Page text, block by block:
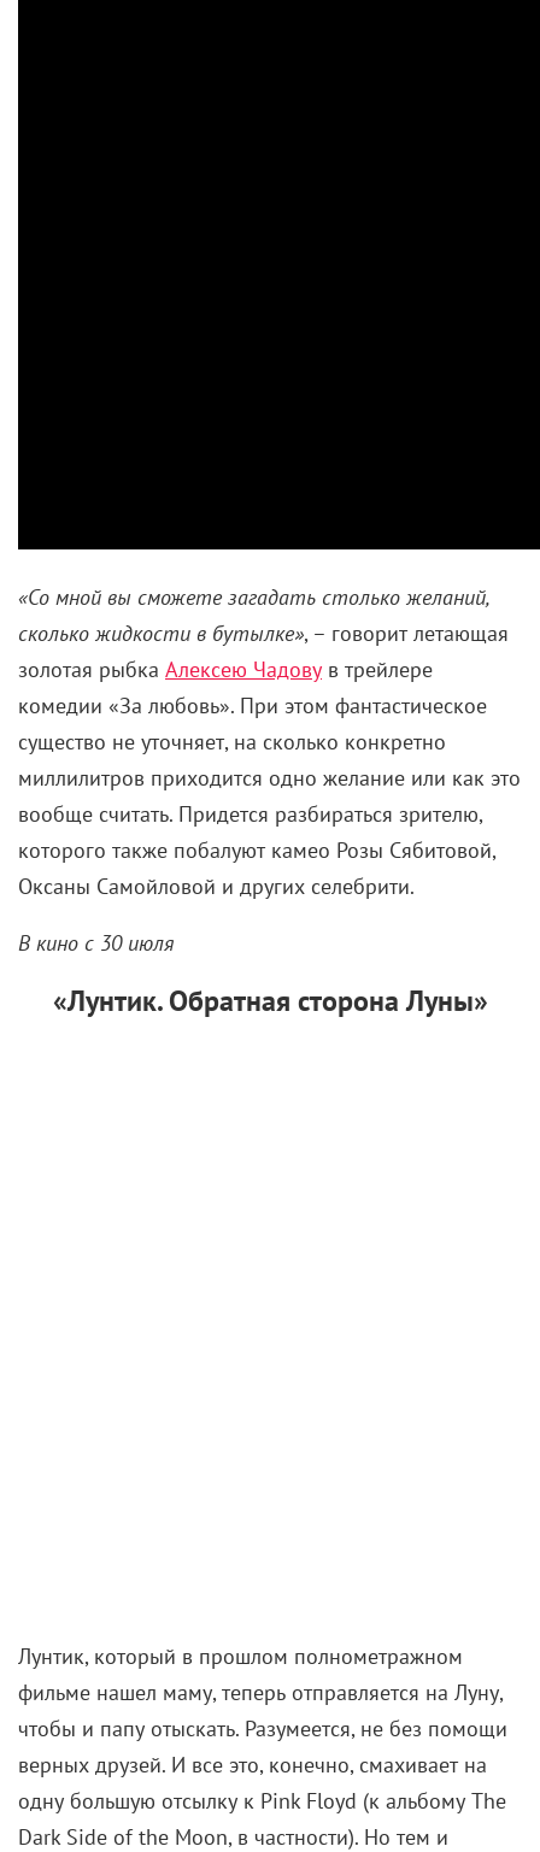
«Со мной вы сможете загадать столько желаний,
сколько жидкости в бутылке», – говорит летающая
золотая рыбка Алексею Чадову в трейлере
комедии «За любовь». При этом фантастическое
существо не уточняет, на сколько конкретно
миллилитров приходится одно желание или как это
вообще считать. Придется разбираться зрителю,
которого также побалуют камео Розы Сябитовой,
Оксаны Самойловой и других селебрити.
В кино с 30 июля
«Лунтик. Обратная сторона Луны»
Лунтик, который в прошлом полнометражном
фильме нашел маму, теперь отправляется на Луну,
чтобы и папу отыскать. Разумеется, не без помощи
верных друзей. И все это, конечно, смахивает на
одну большую отсылку к Pink Floyd (к альбому The
Dark Side of the Moon, в частности). Но тем и